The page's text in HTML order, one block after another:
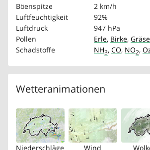
Böenspitze
2 km/h
Luftfeuchtigkeit
92%
Luftdruck
947 hPa
Pollen
Erle, Birke,
Schadstoffe
NH3, CO, NO2,
Wetteranimationen
Niederschläge Wind